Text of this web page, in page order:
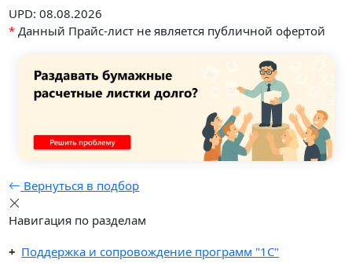
UPD: 08.08.2026
* Данный Прайс-лист не является публичной офертой
Вернуться в подбор
Навигация по разделам
Поддержка и сопровождение программ "1С"